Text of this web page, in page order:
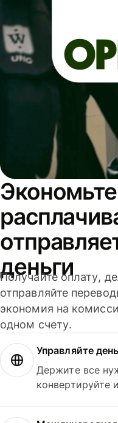
деньги
Получайте оплату,
отправляйте
экономия на
одном счету.
Управляйте
Держите все
конвертируйте